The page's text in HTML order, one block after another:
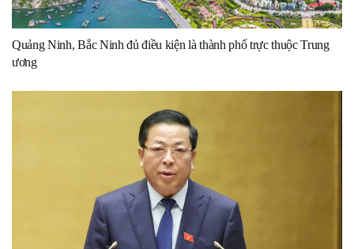
Quảng Ninh, Bắc Ninh đủ điều kiện là thành phố trực thuộc Trung
ương